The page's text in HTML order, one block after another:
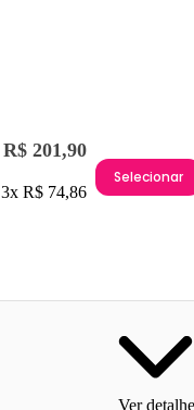
R$ 201,90
3x R$ 74,86
Selecionar
Ver